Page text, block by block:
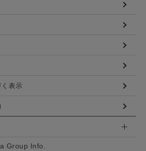
表示
Group Info.